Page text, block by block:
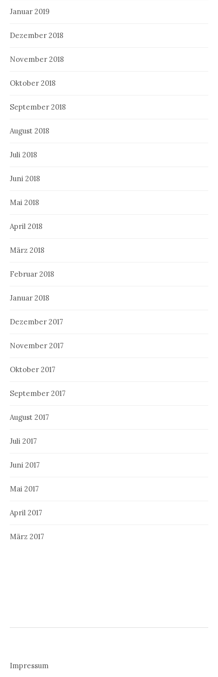
Januar 2019
Dezember 2018
November 2018
Oktober 2018
September 2018
August 2018
Juli 2018
Juni 2018
Mai 2018
April 2018
März 2018
Februar 2018
Januar 2018
Dezember 2017
November 2017
Oktober 2017
September 2017
August 2017
Juli 2017
Juni 2017
Mai 2017
April 2017
März 2017
Impressum